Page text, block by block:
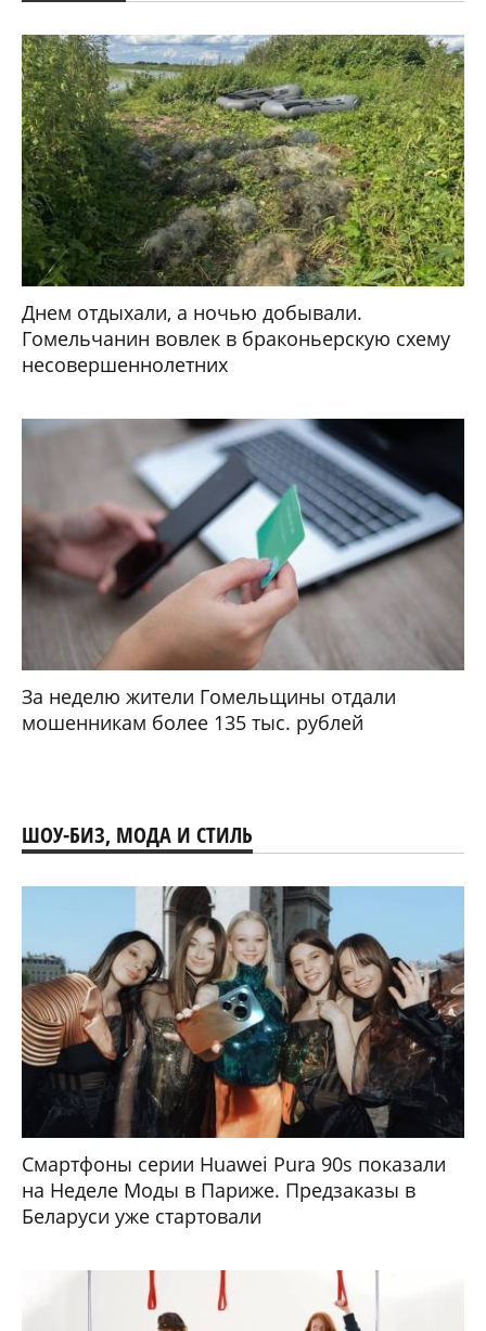
Днем отдыхали, а ночью добывали.
Гомельчанин вовлек в браконьерскую схему
несовершеннолетних
За неделю жители Гомельщины отдали
мошенникам более 135 тыс. рублей
ШОУ-БИЗ, МОДА И СТИЛЬ
Смартфоны серии Huawei Pura 90s показали
на Неделе Моды в Париже. Предзаказы в
Беларуси уже стартовали